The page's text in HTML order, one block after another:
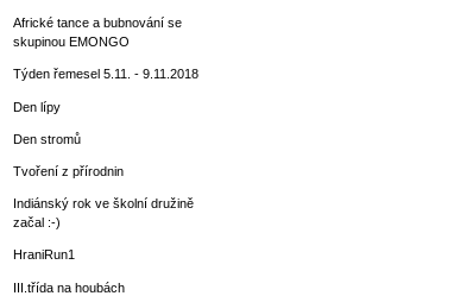
Africké tance a bubnování se
skupinou EMONGO
Týden řemesel 5.11. - 9.11.2018
Den lípy
Den stromů
Tvoření z přírodnin
Indiánský rok ve školní družině
začal :-)
HraniRun1
III.třída na houbách